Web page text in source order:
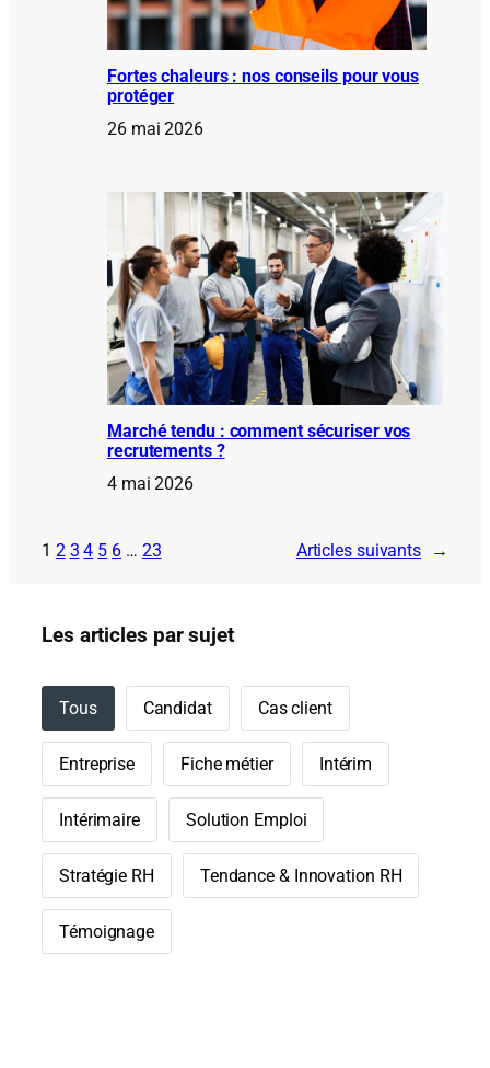
Fortes chaleurs : nos conseils pour vous
protéger
26 mai 2026
Marché tendu : comment sécuriser vos
recrutements ?
4 mai 2026
1 2 3 4 5 6 … 23 Articles suivants →
Les articles par sujet
Tous Candidat Cas client
Entreprise Fiche métier Intérim
Intérimaire Solution Emploi
Stratégie RH Tendance & Innovation RH
Témoignage